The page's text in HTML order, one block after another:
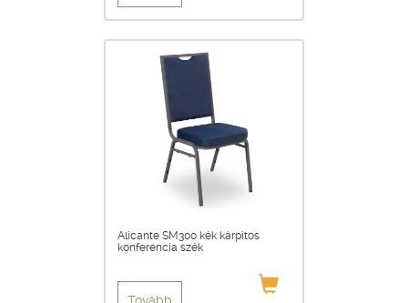
Alicante SM300 kék kárpitos
konferencia szék